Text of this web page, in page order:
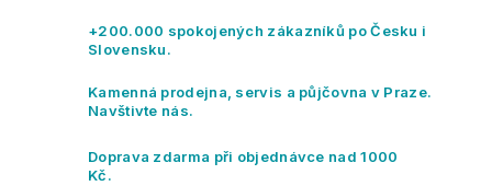
á
c
r
v
+200.000 spokojených zákazníků po Česku i
Slovensku.
Kamenná prodejna, servis a půjčovna v Praze.
Navštivte nás.
Doprava zdarma při objednávce nad 1000
Kč.